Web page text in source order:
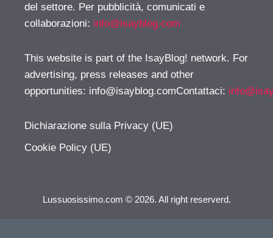
del settore. Per pubblicità, comunicati e
collaborazioni: info@isayblog.com
This website is part of the IsayBlog! network. For
advertising, press releases and other
opportunities: info@isayblog.comContattaci:
Dichiarazione sulla Privacy (UE)
Cookie Policy (UE)
Lussuosissimo.com © 2026. All right reserverd.